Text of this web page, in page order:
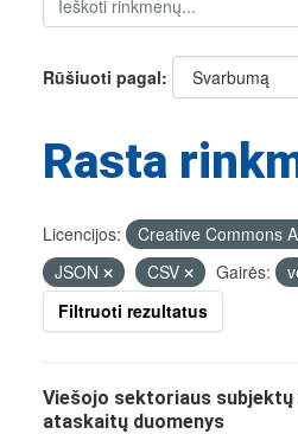
Rūšiuoti pagal
Rasta
Licencijos: Creative Commons
JSON
CSV Gairės:
Filtruoti rezultatus
Viešojo sektoriaus
ataskaitų duomenys